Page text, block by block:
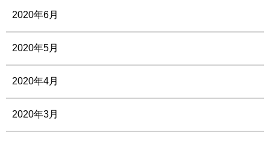
2020年6月
2020年5月
2020年4月
2020年3月